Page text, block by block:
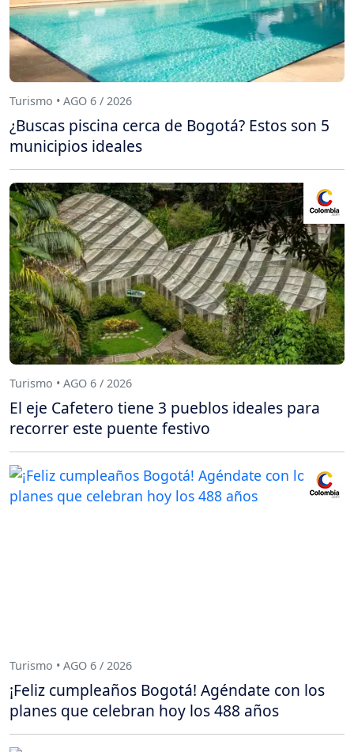
Turismo • AGO 6 / 2026
¿Buscas piscina cerca de Bogotá? Estos son 5
municipios ideales
Turismo • AGO 6 / 2026
El eje Cafetero tiene 3 pueblos ideales para
recorrer este puente festivo
Turismo • AGO 6 / 2026
¡Feliz cumpleaños Bogotá! Agéndate con los
planes que celebran hoy los 488 años